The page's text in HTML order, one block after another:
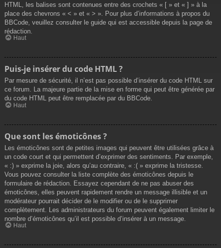
HTML, les balises sont contenues entre des crochets « [ » et « ] » à la
place des chevrons « < » et « > ». Pour plus d’informations à propos du
BBCode, veuillez consulter le guide qui est accessible depuis la page de
rédaction.
Haut
Puis-je insérer du code HTML ?
Par mesure de sécurité, il n’est pas possible d’insérer du code HTML sur
ce forum. La majeure partie de la mise en forme qui peut être générée par
du code HTML peut être remplacée par du BBCode.
Haut
Que sont les émoticônes ?
Les émoticônes sont de petites images qui peuvent être utilisées grâce à
un code court et qui permettent d’exprimer des sentiments. Par exemple,
« :) » exprime la joie, alors qu’au contraire, « :( » exprime la tristesse.
Vous pouvez consulter la liste complète des émoticônes depuis le
formulaire de rédaction. Essayez cependant de ne pas abuser des
émoticônes, elles peuvent rapidement rendre un message illisible et un
modérateur pourrait décider de le modifier ou de le supprimer
complètement. Les administrateurs du forum peuvent également limiter le
nombre d’émoticônes qu’il est possible d’insérer à un message.
Haut